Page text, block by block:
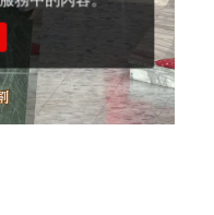
：「逾越奧蹟」— 錢玲
「四旬期避靜」—【逾
樂